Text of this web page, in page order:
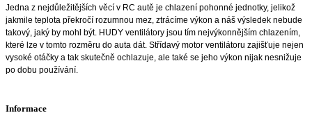
Jedna z nejdůležitějších věcí v RC autě je chlazení pohonné jednotky, jelikož
jakmile teplota překročí rozumnou mez, ztrácíme výkon a náš výsledek nebude
takový, jaký by mohl být. HUDY ventilátory jsou tím nejvýkonnějším chlazením,
které lze v tomto rozměru do auta dát. Střídavý motor ventilátoru zajišťuje nejen
vysoké otáčky a tak skutečně ochlazuje, ale také se jeho výkon nijak nesnižuje
po dobu používání.
Informace